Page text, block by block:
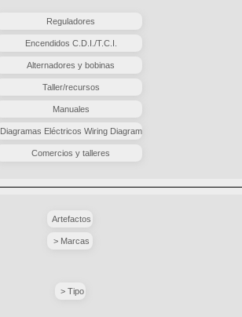
Reguladores
Encendidos C.D.I./T.C.I.
Alternadores y bobinas
Taller/recursos
Manuales
Diagramas Eléctricos Wiring Diagram
Comercios y talleres
Artefactos
> Marcas
> Tipo